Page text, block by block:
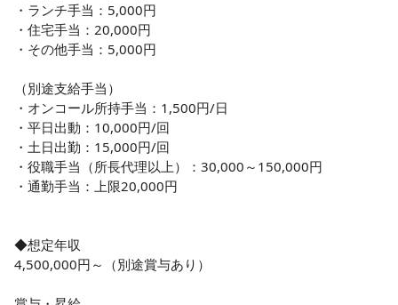
・ランチ手当：5,000円
・住宅手当：20,000円
・その他手当：5,000円
（別途支給手当）
・オンコール所持手当：1,500円/日
・平日出動：10,000円/回
・土日出勤：15,000円/回
・役職手当（所長代理以上）：30,000～150,000円
・通勤手当：上限20,000円
◆想定年収
4,500,000円～（別途賞与あり）